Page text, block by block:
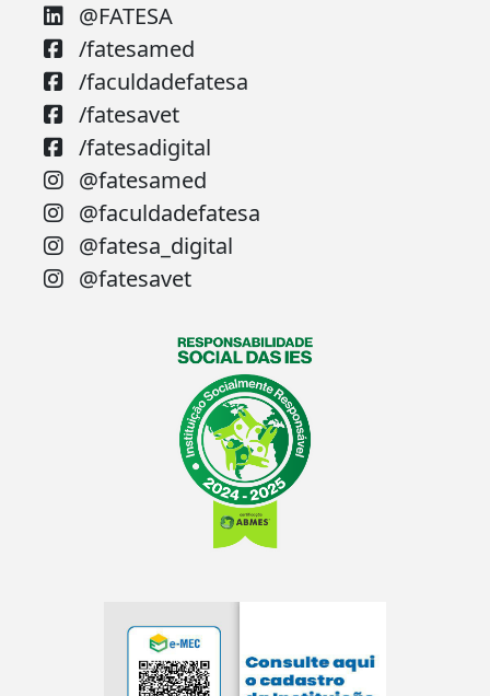
@FATESA
/fatesamed
/faculdadefatesa
/fatesavet
/fatesadigital
@fatesamed
@faculdadefatesa
@fatesa_digital
@fatesavet